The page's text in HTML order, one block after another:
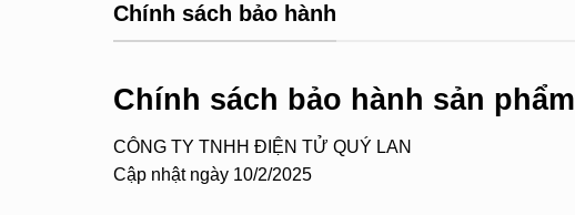
Chính sách bảo hành
Chính sách bảo hành sản phẩm
CÔNG TY TNHH ĐIỆN TỬ QUÝ LAN
Cập nhật ngày 10/2/2025